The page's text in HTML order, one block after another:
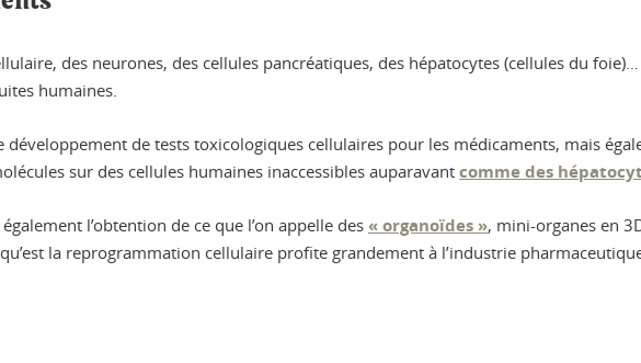
des neurones, des cellules pancréatiques, des hépatocytes (cellules du
humaines.
de tests toxicologiques cellulaires pour les médicaments, mais
sur des cellules humaines inaccessibles auparavant comme des
l’obtention de ce que l’on appelle des « organoïdes », mini-organes en
la reprogrammation cellulaire profite grandement à l’industrie